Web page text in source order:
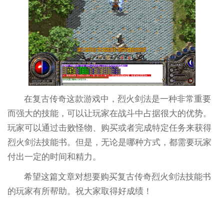
在复古传奇这款游戏中，烈火剑法是一种非常重要
而强大的技能，可以让玩家在战斗中占据很大的优势。
玩家可以通过击败怪物、购买或者完成特定任务来获得
烈火剑法技能书。但是，无论是哪种方式，都需要玩家
付出一定的时间和精力。
希望这篇文章对想要购买复古传奇烈火剑法技能书
的玩家有所帮助。祝大家取得好成绩！